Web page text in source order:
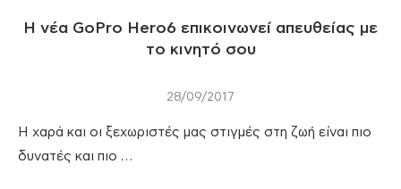
Η νέα GoPro Hero6 επικοινωνεί απευθείας με
το κινητό σου
28/09/2017
Η χαρά και οι ξεχωριστές μας στιγμές στη ζωή είναι πιο
δυνατές και πιο …